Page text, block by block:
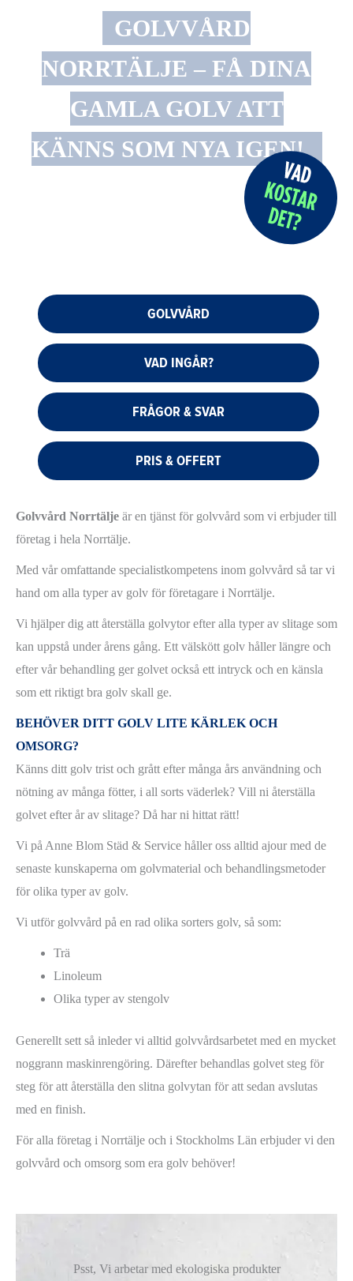
GOLVVÅRD
NORRTÄLJE – FÅ DINA
GAMLA GOLV ATT
KÄNNS SOM NYA IGEN!
GOLVVÅRD
VAD INGÅR?
FRÅGOR & SVAR
PRIS & OFFERT
Golvvård Norrtälje är en tjänst för golvvård som vi erbjuder till
företag i hela Norrtälje.
Med vår omfattande specialistkompetens inom golvvård så tar vi
hand om alla typer av golv för företagare i Norrtälje.
Vi hjälper dig att återställa golvytor efter alla typer av slitage som
kan uppstå under årens gång. Ett välskött golv håller längre och
efter vår behandling ger golvet också ett intryck och en känsla
som ett riktigt bra golv skall ge.
BEHÖVER DITT GOLV LITE KÄRLEK OCH
OMSORG?
Känns ditt golv trist och grått efter många års användning och
nötning av många fötter, i all sorts väderlek? Vill ni återställa
golvet efter år av slitage? Då har ni hittat rätt!
Vi på Anne Blom Städ & Service håller oss alltid ajour med de
senaste kunskaperna om golvmaterial och behandlingsmetoder
för olika typer av golv.
Vi utför golvvård på en rad olika sorters golv, så som:
Trä
Linoleum
Olika typer av stengolv
Generellt sett så inleder vi alltid golvvårdsarbetet med en mycket
noggrann maskinrengöring. Därefter behandlas golvet steg för
steg för att återställa den slitna golvytan för att sedan avslutas
med en finish.
För alla företag i Norrtälje och i Stockholms Län erbjuder vi den
golvvård och omsorg som era golv behöver!
Psst, Vi arbetar med ekologiska produkter